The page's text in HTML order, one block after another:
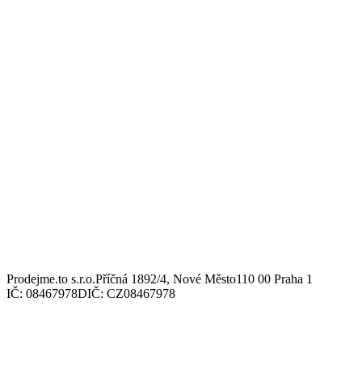
Prodejme.to s.r.o.Příčná 1892/4, Nové Město110 00 Praha 1
IČ: 08467978DIČ: CZ08467978